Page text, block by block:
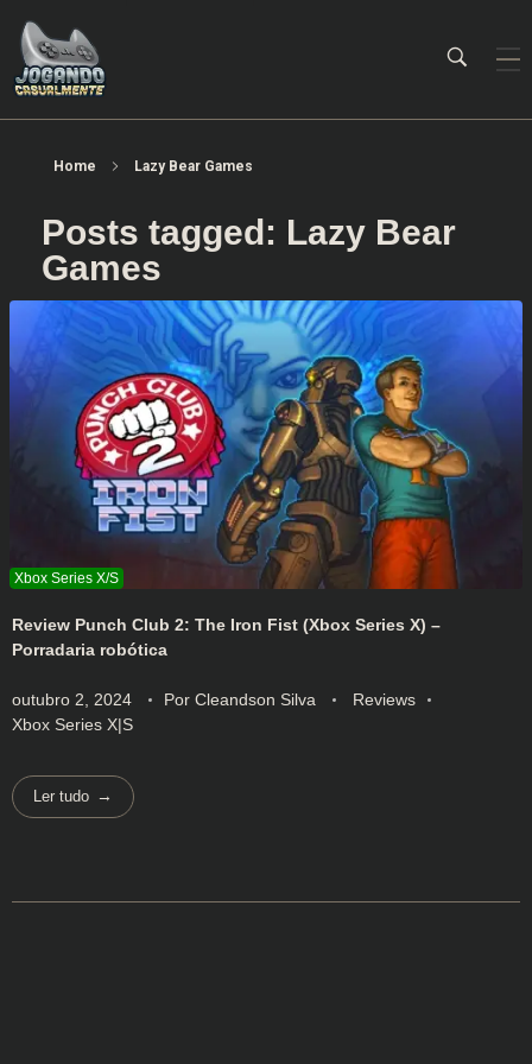
Home Lazy Bear Games
Posts tagged: Lazy Bear
Games
Review Punch Club 2: The Iron Fist (Xbox Series X) –
Porradaria robótica
outubro 2, 2024 Por Cleandson Silva
Reviews
Xbox Series X|S
Ler tudo